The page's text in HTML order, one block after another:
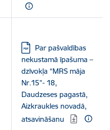
Lejupielādēt:
Par pašvaldības
nekustamā īpašuma –
dzīvokļa “MRS māja
Nr.15”- 18,
Daudzeses pagastā,
Aizkraukles novadā,
atsavināšanu